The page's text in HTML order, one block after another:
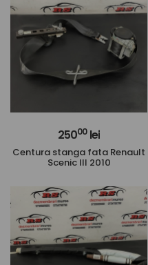
25000lei
Centura stanga fata Renault
Scenic III 2010